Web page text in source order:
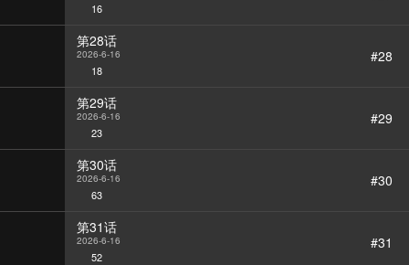
16
第28话
2026-6-16
18
#28
第29话
2026-6-16
23
#29
第30话
2026-6-16
63
#30
第31话
2026-6-16
52
#31